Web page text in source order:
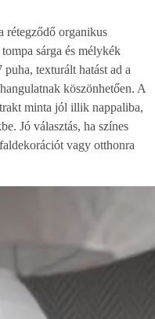
rétegződő organikus
sárga és mélykék
texturált hatást ad a
köszönhetően. A
minta jól illik nappaliba,
Jó választás, ha színes
vagy otthonra